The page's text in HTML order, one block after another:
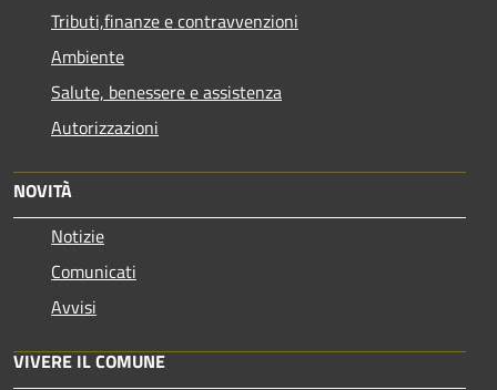
Tributi,finanze e contravvenzioni
Ambiente
Salute, benessere e assistenza
Autorizzazioni
NOVITÀ
Notizie
Comunicati
Avvisi
VIVERE IL COMUNE